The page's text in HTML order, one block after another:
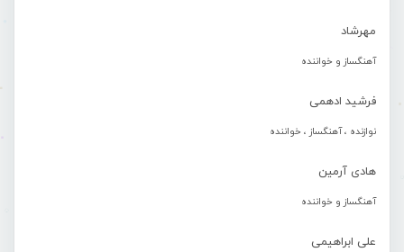
مهرشاد
آهنگساز و خواننده
فرشید ادهمی
نوازنده ، آهنگساز ، خواننده
هادی آرمین
آهنگساز و خواننده
علی ابراهیمی